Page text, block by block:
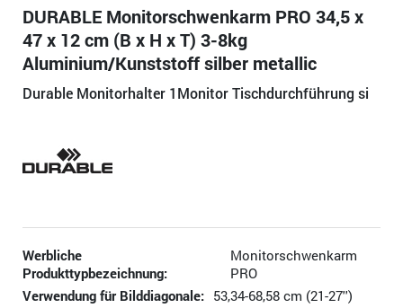
DURABLE Monitorschwenkarm PRO 34,5 x
47 x 12 cm (B x H x T) 3-8kg
Aluminium/Kunststoff silber metallic
Durable Monitorhalter 1Monitor Tischdurchführung si
Werbliche
Produkttypbezeichnung:
Monitorschwenkarm
PRO
Verwendung für Bilddiagonale: 53,34-68,58 cm (21-27'')